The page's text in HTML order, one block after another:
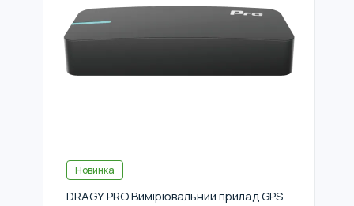
Новинка
DRAGY PRO Вимірювальний прилад GPS